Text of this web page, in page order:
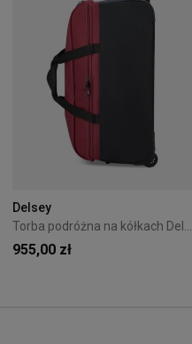
Delsey
Torba podróżna na kółkach Delsey Egoa 76cm Czerwona
955,00 zł